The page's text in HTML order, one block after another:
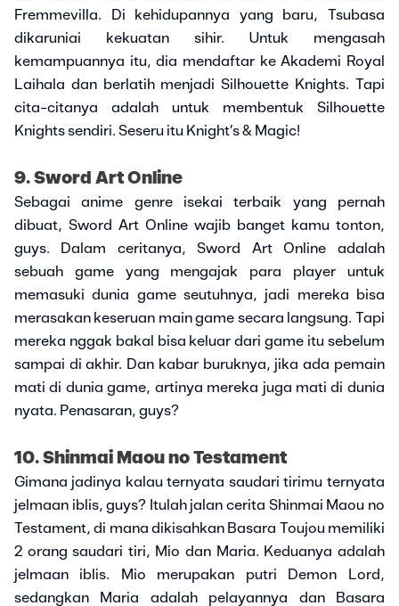
Fremmevilla. Di kehidupannya yang baru, Tsubasa
dikaruniai kekuatan sihir. Untuk mengasah
kemampuannya itu, dia mendaftar ke Akademi Royal
Laihala dan berlatih menjadi Silhouette Knights. Tapi
cita-citanya adalah untuk membentuk Silhouette
Knights sendiri. Seseru itu Knight’s & Magic!
9. Sword Art Online
Sebagai anime genre isekai terbaik yang pernah
dibuat, Sword Art Online wajib banget kamu tonton,
guys. Dalam ceritanya, Sword Art Online adalah
sebuah game yang mengajak para player untuk
memasuki dunia game seutuhnya, jadi mereka bisa
merasakan keseruan main game secara langsung. Tapi
mereka nggak bakal bisa keluar dari game itu sebelum
sampai di akhir. Dan kabar buruknya, jika ada pemain
mati di dunia game, artinya mereka juga mati di dunia
nyata. Penasaran, guys?
10. Shinmai Maou no Testament
Gimana jadinya kalau ternyata saudari tirimu ternyata
jelmaan iblis, guys? Itulah jalan cerita Shinmai Maou no
Testament, di mana dikisahkan Basara Toujou memiliki
2 orang saudari tiri, Mio dan Maria. Keduanya adalah
jelmaan iblis. Mio merupakan putri Demon Lord,
sedangkan Maria adalah pelayannya dan Basara